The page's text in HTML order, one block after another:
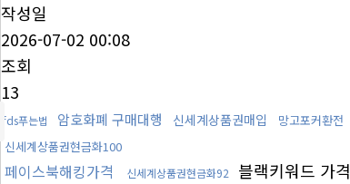
작성일
2026-07-02 00:08
조회
13
fds푸는법 암호화폐 구매대행 신세계상품권매입
망고포커환전
신세계상품권현금화100
페이스북해킹가격 신세계상품권현금화92 블랙키워드 가격